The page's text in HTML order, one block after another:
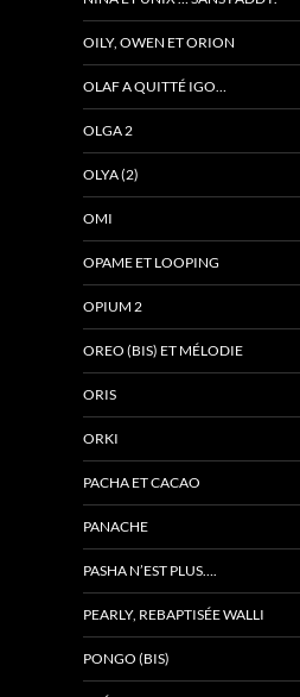
OILY, OWEN ET ORION
OLAF A QUITTÉ IGO…
OLGA 2
OLYA (2)
OMI
OPAME ET LOOPING
OPIUM 2
OREO (BIS) ET MÉLODIE
ORIS
ORKI
PACHA ET CACAO
PANACHE
PASHA N’EST PLUS….
PEARLY, REBAPTISÉE WALLI
PONGO (BIS)